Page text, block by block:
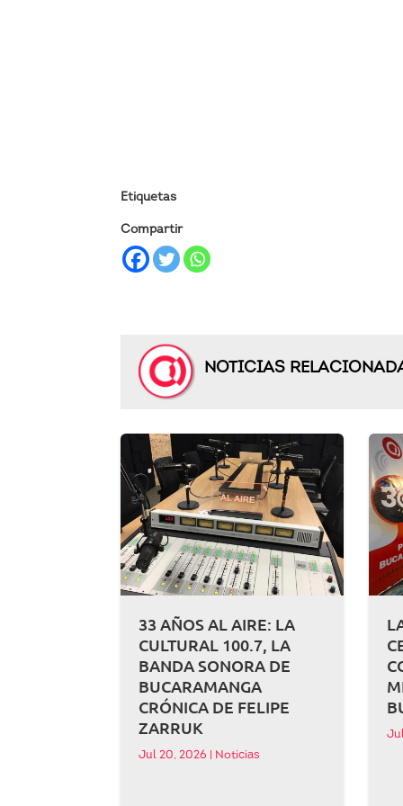
Etiquetas
Compartir
NOTICIAS
33 AÑOS AL AIRE: LA
CULTURAL 100.7, LA
BANDA SONORA DE
BUCARAMANGA
CRÓNICA DE FELIPE
ZARRUK
Jul 20, 2026 Noticias